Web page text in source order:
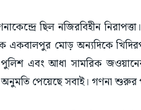
ছিল নজিরবিহীন
একবালপুর মোড় অন্যদিকে
পুলিশ এবং আধা সামরিক
অনুমতি পেয়েছে সবাই। গণনা